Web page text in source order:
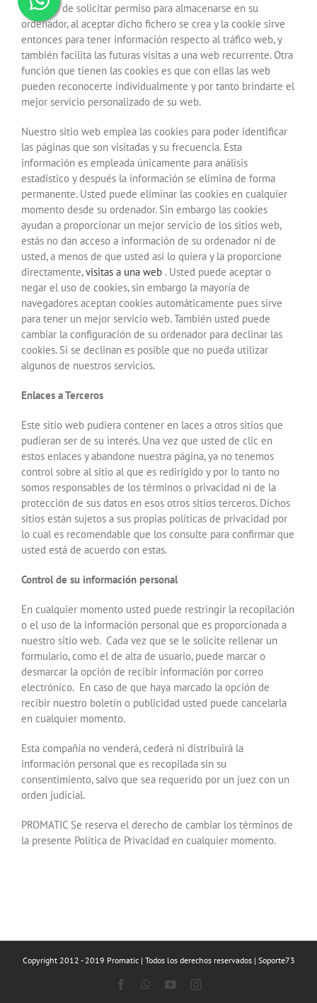
finalidad de solicitar permiso para almacenarse en su
ordenador, al aceptar dicho fichero se crea y la cookie sirve
entonces para tener información respecto al tráfico web, y
también facilita las futuras visitas a una web recurrente. Otra
función que tienen las cookies es que con ellas las web
pueden reconocerte individualmente y por tanto brindarte el
mejor servicio personalizado de su web.
Nuestro sitio web emplea las cookies para poder identificar
las páginas que son visitadas y su frecuencia. Esta
información es empleada únicamente para análisis
estadístico y después la información se elimina de forma
permanente. Usted puede eliminar las cookies en cualquier
momento desde su ordenador. Sin embargo las cookies
ayudan a proporcionar un mejor servicio de los sitios web,
estás no dan acceso a información de su ordenador ni de
usted, a menos de que usted así lo quiera y la proporcione
directamente,visitas a una web . Usted puede aceptar o
negar el uso de cookies, sin embargo la mayoría de
navegadores aceptan cookies automáticamente pues sirve
para tener un mejor servicio web. También usted puede
cambiar la configuración de su ordenador para declinar las
cookies. Si se declinan es posible que no pueda utilizar
algunos de nuestros servicios.
Enlaces a Terceros
Este sitio web pudiera contener en laces a otros sitios que
pudieran ser de su interés. Una vez que usted de clic en
estos enlaces y abandone nuestra página, ya no tenemos
control sobre al sitio al que es redirigido y por lo tanto no
somos responsables de los términos o privacidad ni de la
protección de sus datos en esos otros sitios terceros. Dichos
sitios están sujetos a sus propias políticas de privacidad por
lo cual es recomendable que los consulte para confirmar que
usted está de acuerdo con estas.
Control de su información personal
En cualquier momento usted puede restringir la recopilación
o el uso de la información personal que es proporcionada a
nuestro sitio web. Cada vez que se le solicite rellenar un
formulario, como el de alta de usuario, puede marcar o
desmarcar la opción de recibir información por correo
electrónico. En caso de que haya marcado la opción de
recibir nuestro boletín o publicidad usted puede cancelarla
en cualquier momento.
Esta compañía no venderá, cederá ni distribuirá la
información personal que es recopilada sin su
consentimiento, salvo que sea requerido por un juez con un
orden judicial.
PROMATIC Se reserva el derecho de cambiar los términos de
la presente Política de Privacidad en cualquier momento.
Copyright 2012 - 2019 Promatic | Todos los derechos reservados | Soporte73
FacebookWhatsApp
YouTubeInstagram